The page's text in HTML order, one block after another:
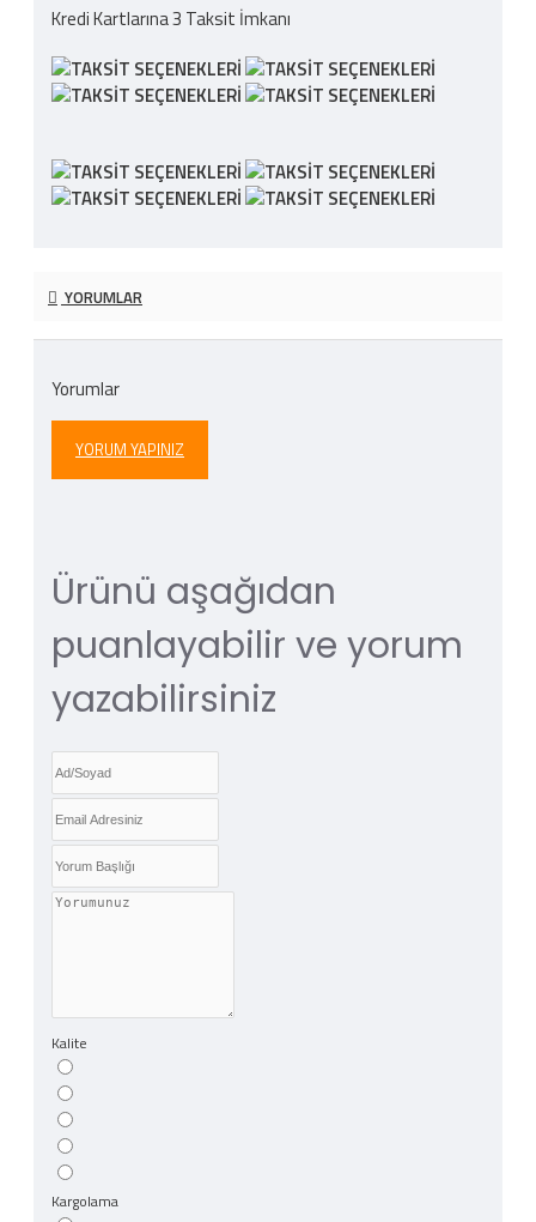
Kredi Kartlarına 3 Taksit İmkanı
YORUMLAR
Yorumlar
YORUM YAPINIZ
Ürünü aşağıdan
puanlayabilir ve yorum
yazabilirsiniz
Kalite
Kargolama